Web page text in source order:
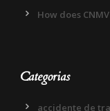
How does
Categorias
accidente de